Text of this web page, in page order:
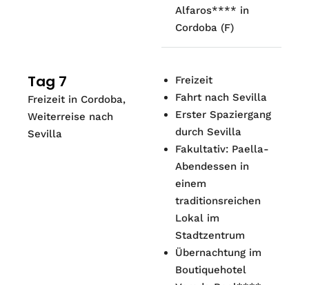
Alfaros**** in
Cordoba (F)
Tag 7
Freizeit in Cordoba,
Weiterreise nach
Sevilla
Freizeit
Fahrt nach Sevilla
Erster Spaziergang
durch Sevilla
Fakultativ: Paella-
Abendessen in
einem
traditionsreichen
Lokal im
Stadtzentrum
Übernachtung im
Boutiquehotel